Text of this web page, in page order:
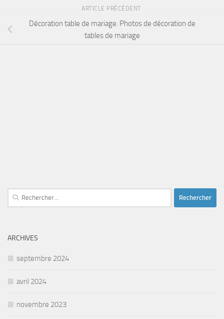
ARTICLE PRÉCÉDENT
Décoration table de mariage. Photos de décoration de
tables de mariage
Rechercher :
ARCHIVES
septembre 2024
avril 2024
novembre 2023